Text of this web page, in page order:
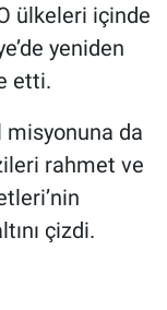
ülkeleri içinde
yeniden
etti.
misyonuna da
rahmet ve
çizdi.